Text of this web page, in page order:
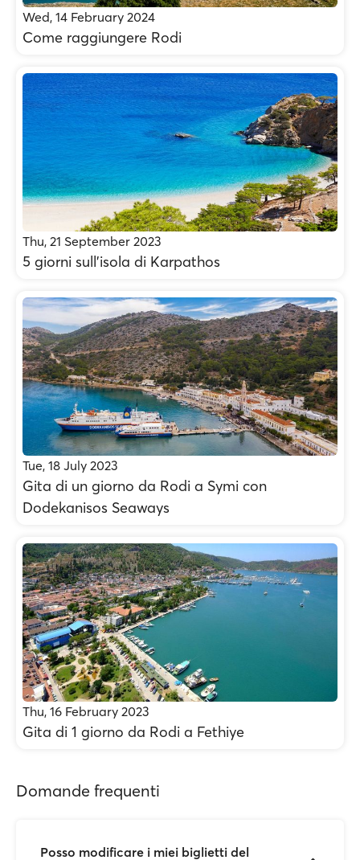
Wed, 14 February 2024
Come raggiungere Rodi
Thu, 21 September 2023
5 giorni sull’isola di Karpathos
Tue, 18 July 2023
Gita di un giorno da Rodi a Symi con
Dodekanisos Seaways
Thu, 16 February 2023
Gita di 1 giorno da Rodi a Fethiye
Domande frequenti
Posso modificare i miei biglietti del